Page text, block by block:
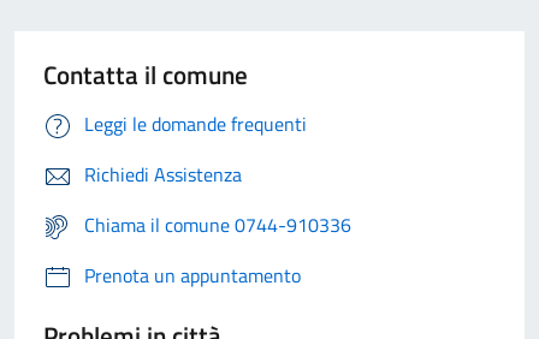
Contatta il comune
Leggi le domande frequenti
Richiedi Assistenza
Chiama il comune 0744-910336
Prenota un appuntamento